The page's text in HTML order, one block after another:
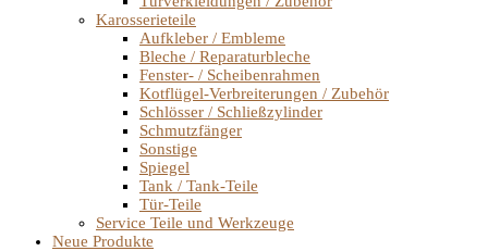
Karosserieteile
Aufkleber / Embleme
Bleche / Reparaturbleche
Fenster- / Scheibenrahmen
Kotflügel-Verbreiterungen / Zubehör
Schlösser / Schließzylinder
Schmutzfänger
Sonstige
Spiegel
Tank / Tank-Teile
Tür-Teile
Service Teile und Werkzeuge
Neue Produkte